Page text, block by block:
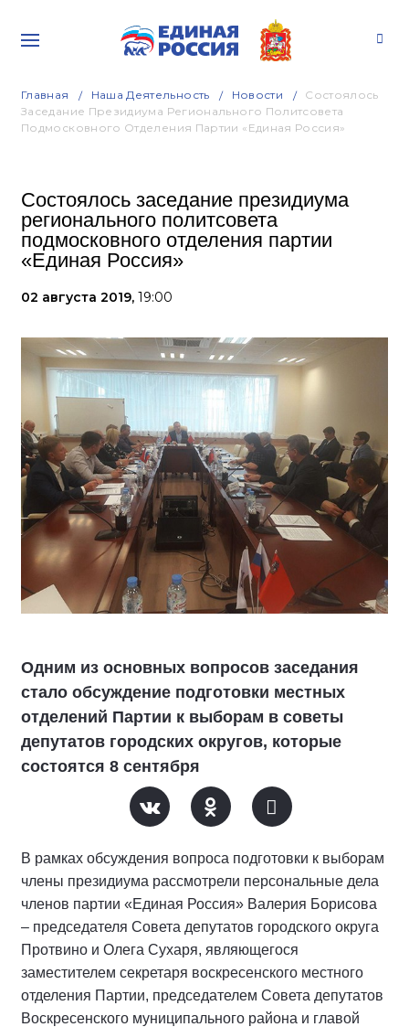
Главная Наша Деятельность Новости
Состоялось
Заседание Президиума Регионального Политсовета
Подмосковного Отделения Партии «Единая Россия»
Состоялось заседание президиума
регионального политсовета
подмосковного отделения партии
«Единая Россия»
02 августа 2019, 19:00
Одним из основных вопросов заседания
стало обсуждение подготовки местных
отделений Партии к выборам в советы
депутатов городских округов, которые
состоятся 8 сентября
В рамках обсуждения вопроса подготовки к выборам
члены президиума рассмотрели персональные дела
членов партии «Единая Россия» Валерия Борисова
– председателя Совета депутатов городского округа
Протвино и Олега Сухаря, являющегося
заместителем секретаря воскресенского местного
отделения Партии, председателем Совета депутатов
Воскресенского муниципального района и главой